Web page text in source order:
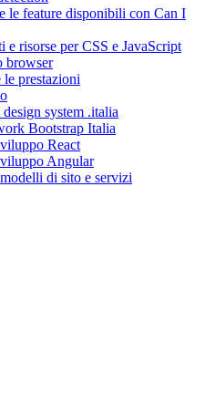
le feature disponibili con Can I
e risorse per CSS e JavaScript
browser
prestazioni
system .italia
Bootstrap Italia
React
Angular
di sito e servizi